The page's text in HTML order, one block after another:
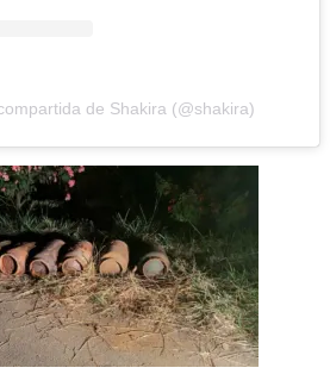
de Shakira (@shakira)